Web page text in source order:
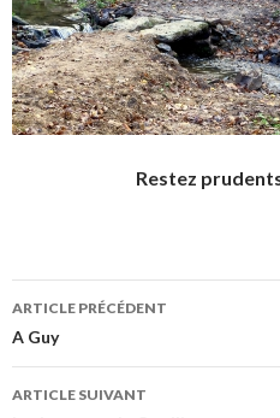
Restez
Navigation
de
l’article
ARTICLE PRÉCÉDENT
A Guy
ARTICLE SUIVANT